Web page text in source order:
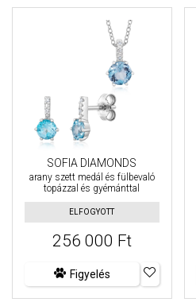
SOFIA DIAMONDS
arany szett medál és fülbevaló
topázzal és gyémánttal
ELFOGYOTT
256 000 Ft
Figyelés